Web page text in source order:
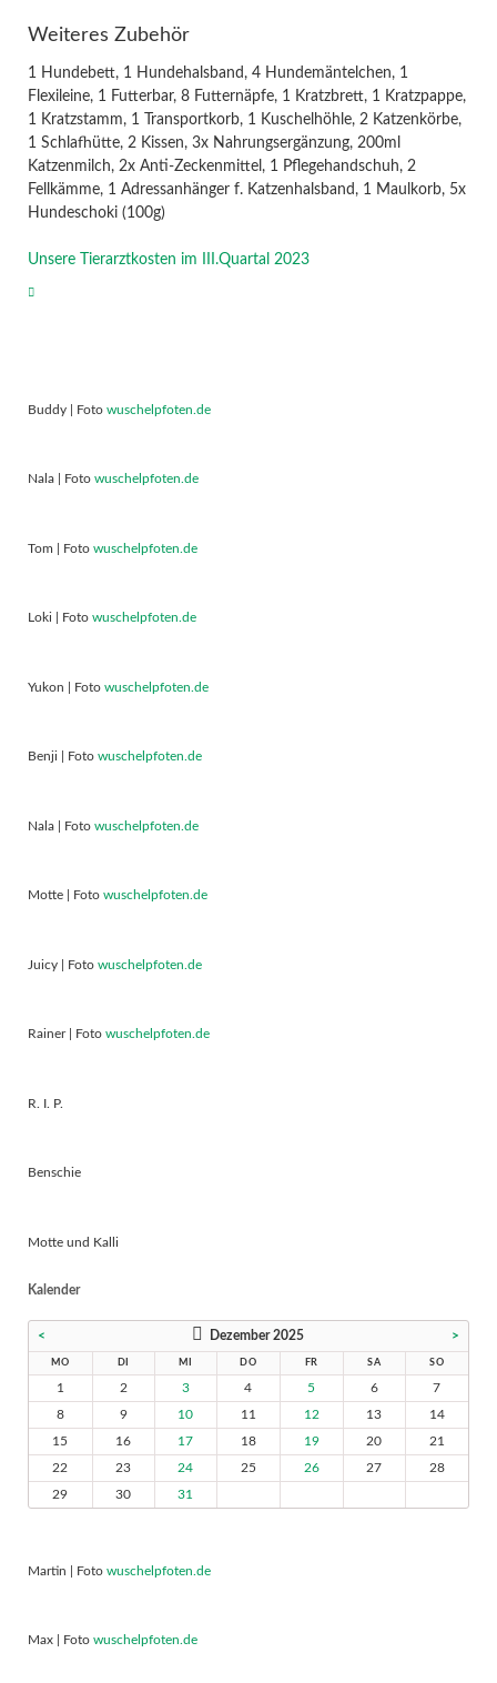
Weiteres Zubehör
1 Hundebett, 1 Hundehalsband, 4 Hundemäntelchen, 1
Flexileine, 1 Futterbar, 8 Futternäpfe, 1 Kratzbrett, 1 Kratzpappe,
1 Kratzstamm, 1 Transportkorb, 1 Kuschelhöhle, 2 Katzenkörbe,
1 Schlafhütte, 2 Kissen, 3x Nahrungsergänzung, 200ml
Katzenmilch, 2x Anti-Zeckenmittel, 1 Pflegehandschuh, 2
Fellkämme, 1 Adressanhänger f. Katzenhalsband, 1 Maulkorb, 5x
Hundeschoki (100g)
Unsere Tierarztkosten im III.Quartal 2023
Buddy | Foto wuschelpfoten.de
Nala | Foto wuschelpfoten.de
Tom | Foto wuschelpfoten.de
Loki | Foto wuschelpfoten.de
Yukon | Foto wuschelpfoten.de
Benji | Foto wuschelpfoten.de
Nala | Foto wuschelpfoten.de
Motte | Foto wuschelpfoten.de
Juicy | Foto wuschelpfoten.de
Rainer | Foto wuschelpfoten.de
R. I. P.
Benschie
Motte und Kalli
Kalender
< Dezember 2025 >
MO DI MI DO FR SA SO
1 2 3 4 5 6
7
8
9 10 11 12 13
14
15
16 17 18 19 20
21
22
23 24 25 26 27
28
29
30 31
Martin | Foto wuschelpfoten.de
Max | Foto wuschelpfoten.de